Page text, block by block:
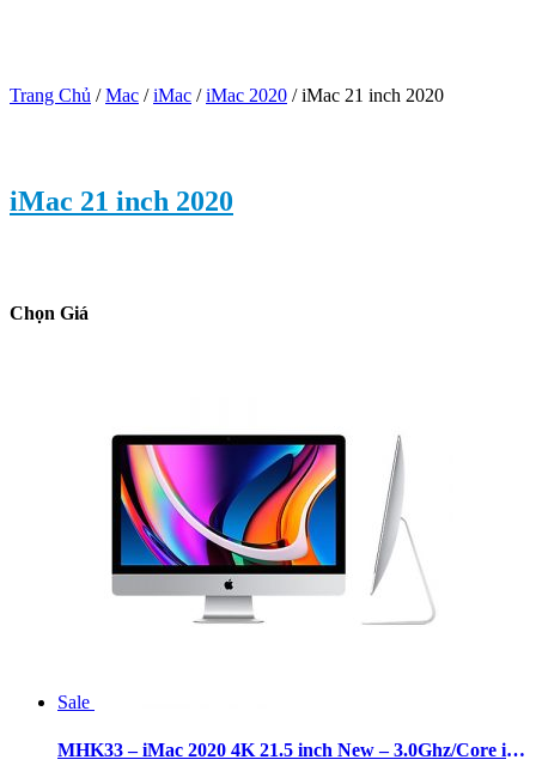
Trang Chủ /Mac /iMac /iMac 2020 /iMac 21 inch 2020
iMac 21 inch 2020
Chọn Giá
Sale
MHK33 – iMac 2020 4K 21.5 inch New – 3.0Ghz/Core i5/32GB/256GB/Pro 560X